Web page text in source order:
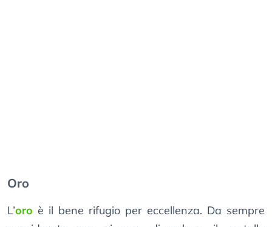
Oro
L’oro è il bene rifugio per eccellenza. Da sempre